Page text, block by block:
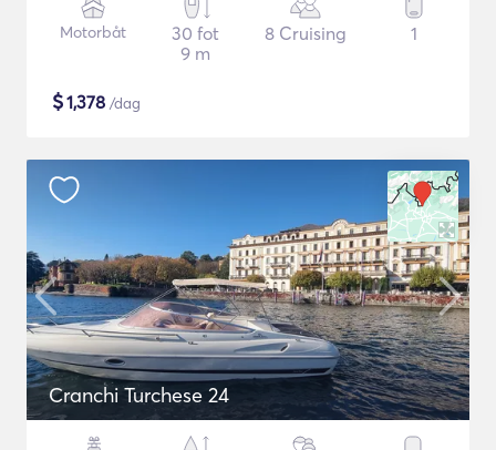
Motorbåt
30 fot
9 m
8 Cruising 1
$1,378 /dag
Cranchi Turchese 24